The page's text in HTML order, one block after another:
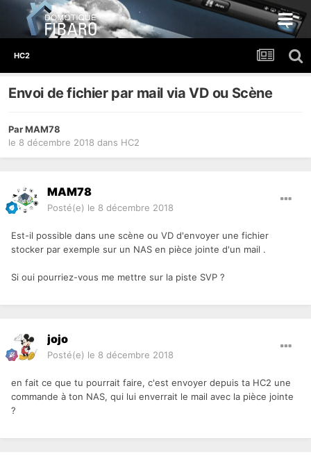
HC2
Envoi de fichier par mail via VD ou Scène
ParMAM78
le 8 décembre 2018 dans HC2
MAM78
Posté(e) le 8 décembre 2018
Est-il possible dans une scène ou VD d'envoyer une fichier
stocker par exemple sur un NAS en pièce jointe d'un mail .
Si oui pourriez-vous me mettre sur la piste SVP ?
jojo
Posté(e) le 8 décembre 2018
en fait ce que tu pourrait faire, c'est envoyer depuis ta HC2 une
commande à ton NAS, qui lui enverrait le mail avec la pièce jointe
?